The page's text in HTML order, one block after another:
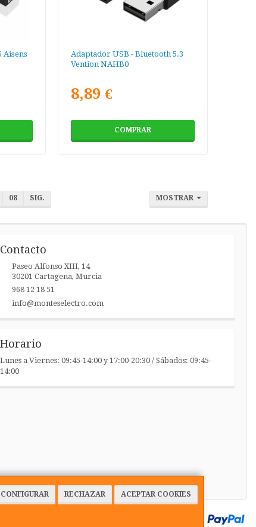
Aisens
Adaptador USB - Bluetooth 5.3
Vention NAHB0
8,89 €
COMPRAR
08 SIG. MOSTRAR
CONFIGURAR RECHAZAR ACEPTAR COOKIES
Contacto
Paseo Alfonso XIII, 14
30201 Cartagena, Murcia
968 12 18 51
info@monteselectro.com
Horario
Lunes a Viernes: 09:45-14:00 y 17:00-20:30 / Sábados: 09:45-
14:00